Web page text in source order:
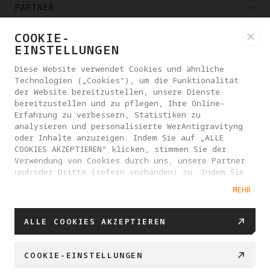
PARTNER
KAUFMÖGLICHKEITEN
ÜBER ANTIGRAVITY
ÖSTERREICH
DATENSCHUTZRICHTLINIE
NUTZUNGSVEREINBARUNG
COOKIE-RICHTLINIE
COOKIE-EINSTELLUNGEN
© 2025 Antigravity. Alle Rechte vorbehalten.
COOKIE-
EINSTELLUNGEN
Diese Website verwendet Cookies und ähnliche
Technologien („Cookies“), um die Funktionalität
der Website bereitzustellen, unsere Dienste
bereitzustellen und zu pflegen, Ihre Online-
Erfahrung zu verbessern, Statistiken zu
analysieren und personalisierte WerAntigravityng
oder Inhalte anzuzeigen. Indem Sie auf „ALLE
COOKIES AKZEPTIEREN“ klicken, stimmen Sie der
Verwendung von Cookies durch uns, unsere Partner
und/oder Dritte (sofern vorhanden) zu. Indem Sie
Ihnen die Dienste bereitzustellen. Sie können Ihre
Cookie-Einstellungen verwalten, indem Sie auf
jederzeit zu ändern, besuchen Sie bitte unsere
MEHR
ALLE COOKIES AKZEPTIEREN
COOKIE-EINSTELLUNGEN